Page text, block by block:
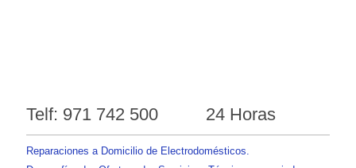
Telf: 971 742 500 24 Horas
Reparaciones a Domicilio de Electrodomésticos.